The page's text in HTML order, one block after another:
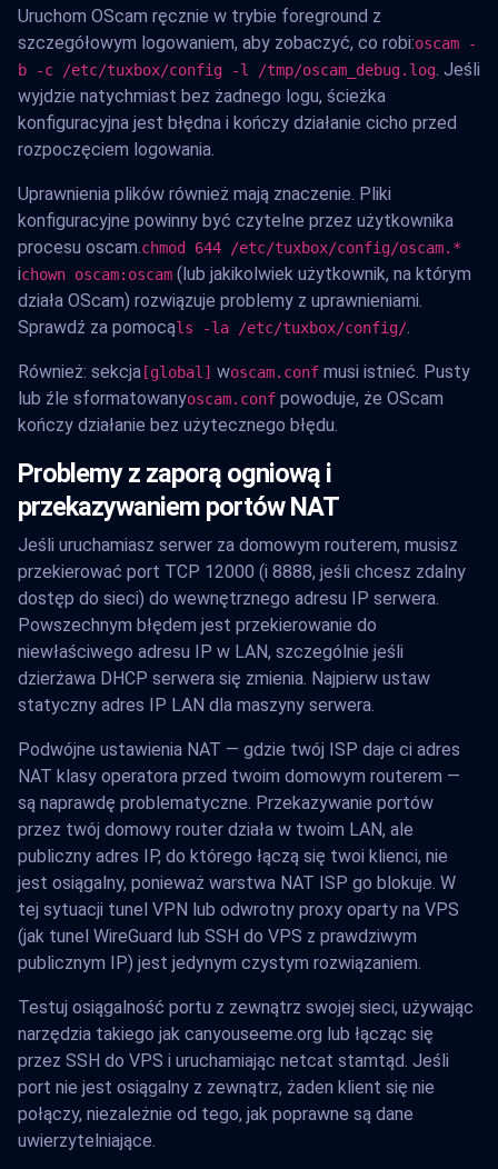
Uruchom OScam ręcznie w trybie foreground z
szczegółowym logowaniem, aby zobaczyć, co robi:oscam -
b -c /etc/tuxbox/config -l /tmp/oscam_debug.log. Jeśli
wyjdzie natychmiast bez żadnego logu, ścieżka
konfiguracyjna jest błędna i kończy działanie cicho przed
rozpoczęciem logowania.
Uprawnienia plików również mają znaczenie. Pliki
konfiguracyjne powinny być czytelne przez użytkownika
procesu oscam.chmod 644 /etc/tuxbox/config/oscam.*
ichown oscam:oscam (lub jakikolwiek użytkownik, na którym
działa OScam) rozwiązuje problemy z uprawnieniami.
Sprawdź za pomocąls -la /etc/tuxbox/config/.
Również: sekcja [global] woscam.conf musi istnieć. Pusty
lub źle sformatowanyoscam.conf powoduje, że OScam
kończy działanie bez użytecznego błędu.
Problemy z zaporą ogniową i
przekazywaniem portów NAT
Jeśli uruchamiasz serwer za domowym routerem, musisz
przekierować port TCP 12000 (i 8888, jeśli chcesz zdalny
dostęp do sieci) do wewnętrznego adresu IP serwera.
Powszechnym błędem jest przekierowanie do
niewłaściwego adresu IP w LAN, szczególnie jeśli
dzierżawa DHCP serwera się zmienia. Najpierw ustaw
statyczny adres IP LAN dla maszyny serwera.
Podwójne ustawienia NAT — gdzie twój ISP daje ci adres
NAT klasy operatora przed twoim domowym routerem —
są naprawdę problematyczne. Przekazywanie portów
przez twój domowy router działa w twoim LAN, ale
publiczny adres IP, do którego łączą się twoi klienci, nie
jest osiągalny, ponieważ warstwa NAT ISP go blokuje. W
tej sytuacji tunel VPN lub odwrotny proxy oparty na VPS
(jak tunel WireGuard lub SSH do VPS z prawdziwym
publicznym IP) jest jedynym czystym rozwiązaniem.
Testuj osiągalność portu z zewnątrz swojej sieci, używając
narzędzia takiego jak canyouseeme.org lub łącząc się
przez SSH do VPS i uruchamiając netcat stamtąd. Jeśli
port nie jest osiągalny z zewnątrz, żaden klient się nie
połączy, niezależnie od tego, jak poprawne są dane
uwierzytelniające.